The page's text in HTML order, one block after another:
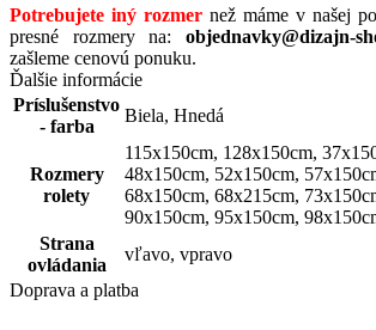
Potrebujete iný rozmer než máme v našej
presné rozmery
na: objednavky@dizajn-
zašleme cenovú ponuku.
Ďalšie informácie
Príslušenstvo
- farba
Biela, Hnedá
Rozmery
rolety
115x150cm, 128x150cm,
48x150cm, 52x150cm,
68x150cm, 68x215cm,
90x150cm, 95x150cm,
Strana
ovládania
vľavo, vpravo
Doprava a platba